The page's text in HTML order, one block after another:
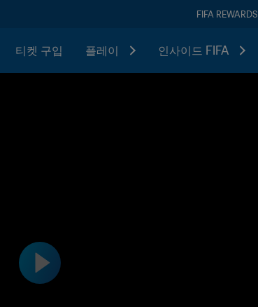
FIFA REWARDS
티켓 구입 플레이 인사이드 FIFA